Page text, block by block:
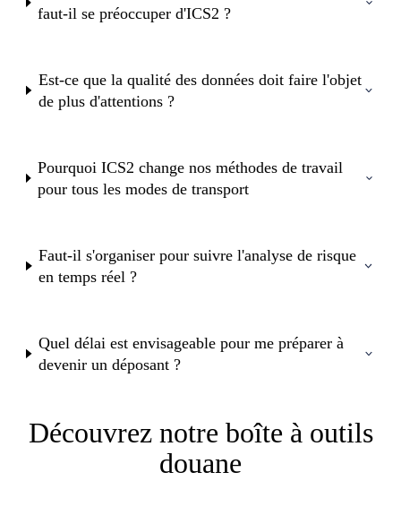
faut-il se préoccuper d'ICS2 ?
Est-ce que la qualité des données doit faire l'objet
de plus d'attentions ?
Pourquoi ICS2 change nos méthodes de travail
pour tous les modes de transport
Faut-il s'organiser pour suivre l'analyse de risque
en temps réel ?
Quel délai est envisageable pour me préparer à
devenir un déposant ?
Découvrez notre boîte à outils
douane